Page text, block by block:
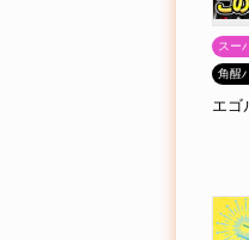
スー
角醒
エゴ